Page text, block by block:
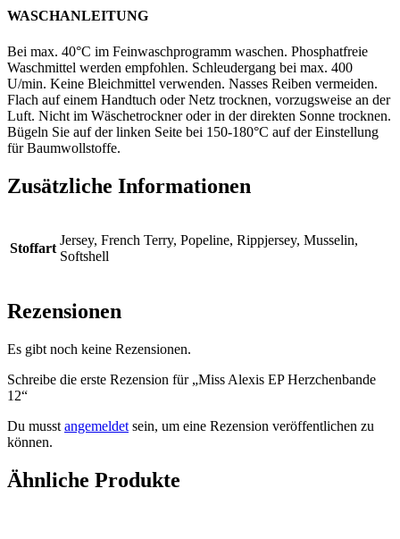
WASCHANLEITUNG
Bei max. 40°C im Feinwaschprogramm waschen. Phosphatfreie
Waschmittel werden empfohlen. Schleudergang bei max. 400
U/min. Keine Bleichmittel verwenden. Nasses Reiben vermeiden.
Flach auf einem Handtuch oder Netz trocknen, vorzugsweise an der
Luft. Nicht im Wäschetrockner oder in der direkten Sonne trocknen.
Bügeln Sie auf der linken Seite bei 150-180°C auf der Einstellung
für Baumwollstoffe.
Zusätzliche Informationen
Stoffart
Jersey, French Terry, Popeline, Rippjersey, Musselin,
Softshell
Rezensionen
Es gibt noch keine Rezensionen.
Schreibe die erste Rezension für „Miss Alexis EP Herzchenbande
12“
Du musst angemeldet sein, um eine Rezension veröffentlichen zu
können.
Ähnliche Produkte